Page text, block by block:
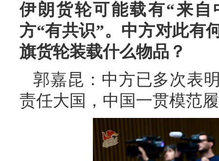
伊朗货轮可能载有“来
方“有共识”。中方对此有
旗货轮装载什么物品？
郭嘉昆：中方已多次表
责任大国，中国一贯模范